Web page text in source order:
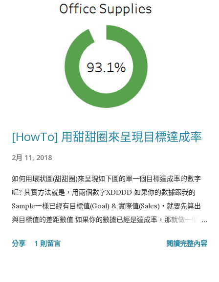
[HowTo] 用甜甜圈來呈現目標達成率
2月 11, 2018
如何用環狀圖(甜甜圈)來呈現如下圖的單一個目標達成率的數字
呢? 其實方法就是，用兩個數字XDDDD 如果你的數據跟我的
Sample一樣已經有目標值(Goal) & 實際值(Sales)，就要先算出
與目標值的差距數值 如果你的數據已經是達成率，那就做一個 1-
Chart, 但這時候是將Measure Names放到Color，然後將
分享 1 則留言 閱讀完整內容